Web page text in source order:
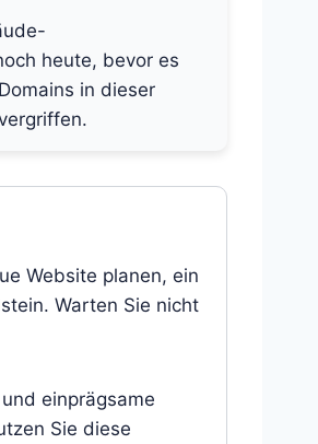
heute, bevor es
in dieser
Website planen, ein
Warten Sie nicht
einprägsame
Sie diese